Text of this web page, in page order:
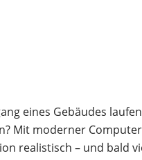
eines Gebäudes
Mit moderner
realistisch – und bald